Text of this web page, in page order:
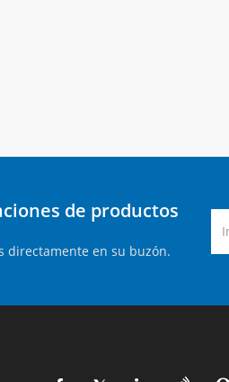
de productos
directamente en su buzón.